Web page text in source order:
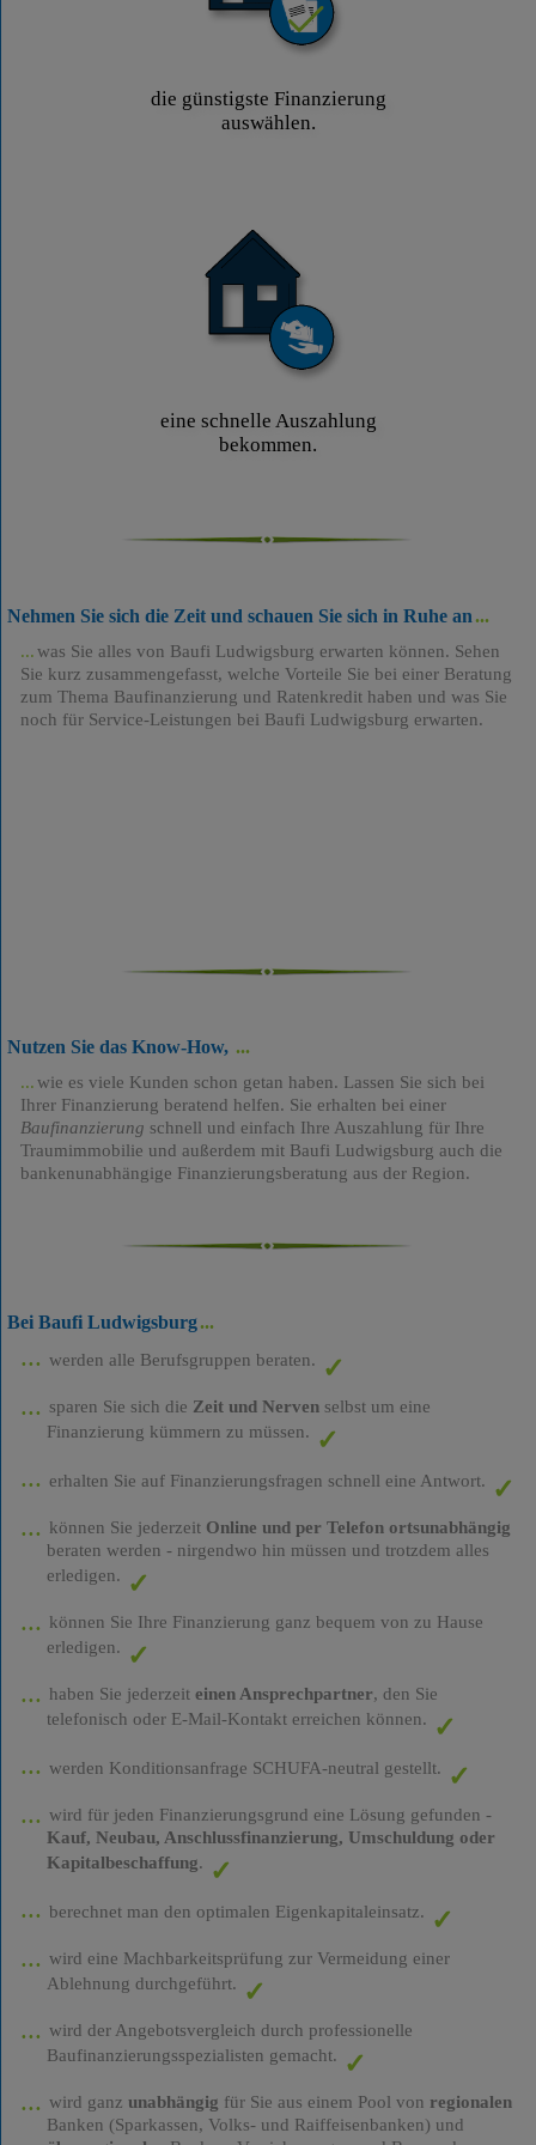
die günstigste Finanzierung
auswählen.
eine schnelle Auszahlung
bekommen.
Nehmen Sie sich die Zeit und schauen Sie sich in Ruhe an
was Sie alles von Baufi Ludwigsburg erwarten können. Sehen
Sie kurz zusammengefasst, welche Vorteile Sie bei einer Beratung
zum Thema Baufinanzierung und Ratenkredit haben und was Sie
noch für Service-Leistungen bei Baufi Ludwigsburg erwarten.
Nutzen Sie das Know-How,
wie es viele Kunden schon getan haben. Lassen Sie sich bei
Ihrer Finanzierung beratend helfen. Sie erhalten bei einer
Baufinanzierung schnell und einfach Ihre Auszahlung für Ihre
Traumimmobilie und außerdem mit Baufi Ludwigsburg auch die
bankenunabhängige Finanzierungsberatung aus der Region.
Bei Baufi Ludwigsburg
werden alle Berufsgruppen beraten.
sparen Sie sich die Zeit und Nervenselbst um eine
Finanzierung kümmern zu müssen.
erhalten Sie auf Finanzierungsfragen schnell eine Antwort.
können Sie jederzeit Online und per Telefon ortsunabhängig
beraten werden - nirgendwo hin müssen und trotzdem alles
erledigen.
können Sie Ihre Finanzierung ganz bequem von zu Hause
erledigen.
haben Sie jederzeit einen Ansprechpartner, den Sie
telefonisch oder E-Mail-Kontakt erreichen können.
werden Konditionsanfrage SCHUFA-neutral gestellt.
wird für jeden Finanzierungsgrund eine Lösung gefunden -
Kauf, Neubau, Anschlussfinanzierung, Umschuldung oder
Kapitalbeschaffung.
berechnet man den optimalen Eigenkapitaleinsatz.
wird eine Machbarkeitsprüfung zur Vermeidung einer
Ablehnung durchgeführt.
wird der Angebotsvergleich durch professionelle
Baufinanzierungsspezialisten gemacht.
wird ganz unabhängig für Sie aus einem Pool von regionalen
Banken (Sparkassen, Volks- und Raiffeisenbanken) und